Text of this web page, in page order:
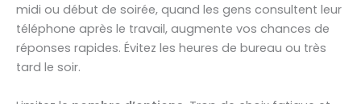
midi ou début de soirée, quand les gens consultent leur
téléphone après le travail, augmente vos chances de
réponses rapides. Évitez les heures de bureau ou très
tard le soir.